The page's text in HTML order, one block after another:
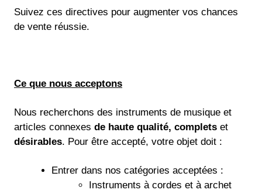
Suivez ces directives pour augmenter vos chances
de vente réussie.
Ce que nous acceptons
Nous recherchons des instruments de musique et
articles connexes de haute qualité, complets et
désirables. Pour être accepté, votre objet doit :
Entrer dans nos catégories acceptées :
Instruments à cordes et à archet